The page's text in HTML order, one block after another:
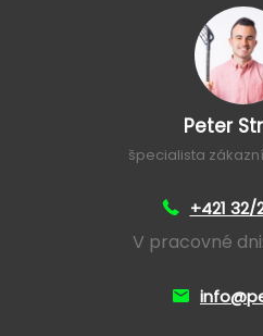
Peter
špecialista
+421 32/
V pracovné